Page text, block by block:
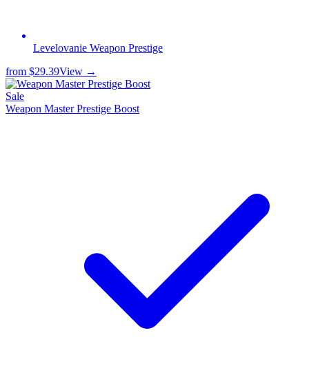
Levelovanie Weapon Prestige
from $29.39View →
Sale
Weapon Master Prestige Boost